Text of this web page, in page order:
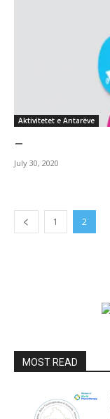
Aktivitetet e Antarëve
–
July 30, 2020
1 2
MOST READ